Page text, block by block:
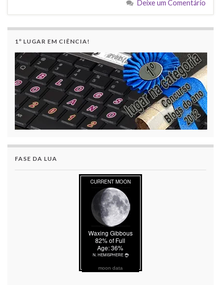
Deixe um Comentário
1º LUGAR EM CIÊNCIA!
FASE DA LUA
moon data